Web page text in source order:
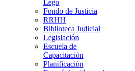
Lego
Fondo de Justicia
RRHH
Biblioteca Judicial
Legislación
Escuela de
Capacitación
Planificación